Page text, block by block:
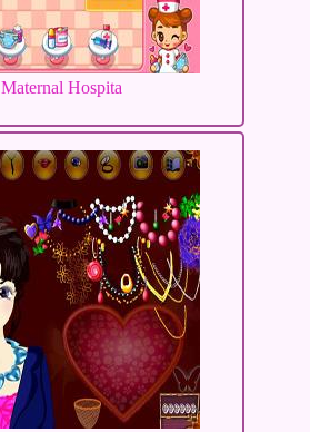
Maternal Hospita